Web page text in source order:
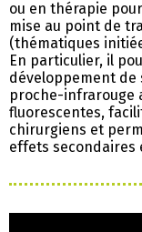
ou en thérapie
mise au point de
(thématiques
En particulier, il
développement de
proche-infrarouge
fluorescentes,
chirurgiens et
effets secondaires